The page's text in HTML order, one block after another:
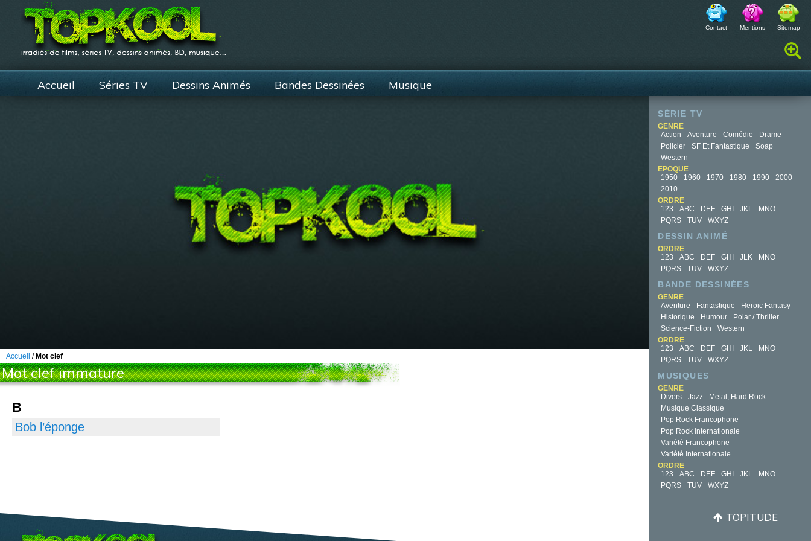
Contact Mentions Sitemap
Rechercher :
Accueil Séries TV Dessins Animés Bandes Dessinées Musique
SÉRIE TV
GENRE
Action
Aventure Comédie
Drame
Policier
SF Et Fantastique
Soap
Western
EPOQUE
1950
1960 1970 1980 1990
2000
2010
ORDRE
123
ABC DEF GHI JKL
MNO
PQRS
TUV WXYZ
DESSIN ANIMÉ
ORDRE
123
ABC DEF GHI JLK
MNO
PQRS
TUV WXYZ
BANDE DESSINÉES
GENRE
Aventure
Fantastique
Heroic Fantasy
Historique
Humour
Polar / Thriller
Science-Fiction
Western
ORDRE
123
ABC DEF GHI JKL
MNO
PQRS
TUV WXYZ
MUSIQUES
GENRE
Divers
Jazz
Metal, Hard Rock
Musique Classique
Pop Rock Francophone
Pop Rock Internationale
Variété Francophone
Variété Internationale
ORDRE
123
ABC DEF GHI JKL
MNO
PQRS
TUV WXYZ
Accueil / Mot clef
Mot clef immature
B
Bob l’éponge
TOPITUDE